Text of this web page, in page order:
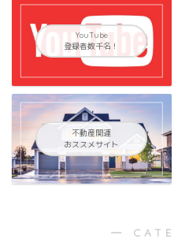
YouTube
登録者数千名！
不動産関連
おススメサイト
―